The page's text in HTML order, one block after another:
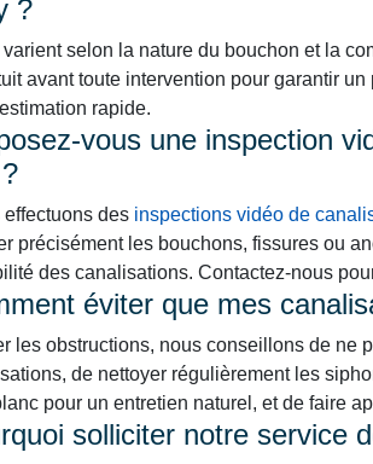
?
varient selon la nature du bouchon et la
avant toute intervention pour garantir
rapide.
vous une inspection
des inspections vidéo de
précisément les bouchons, fissures ou
des canalisations. Contactez-nous
éviter que mes
les obstructions, nous conseillons de ne
de nettoyer régulièrement les
pour un entretien naturel, et de faire
solliciter notre service